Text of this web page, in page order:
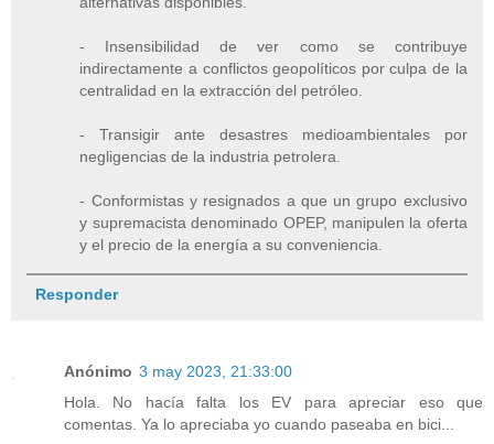
- Insensibilidad de ver como se contribuye
indirectamente a conflictos geopolíticos por culpa de la
centralidad en la extracción del petróleo.
- Transigir ante desastres medioambientales por
negligencias de la industria petrolera.
- Conformistas y resignados a que un grupo exclusivo
y supremacista denominado OPEP, manipulen la oferta
y el precio de la energía a su conveniencia.
Responder
Anónimo 3 may 2023, 21:33:00
Hola. No hacía falta los EV para apreciar eso que
comentas. Ya lo apreciaba yo cuando paseaba en bici...